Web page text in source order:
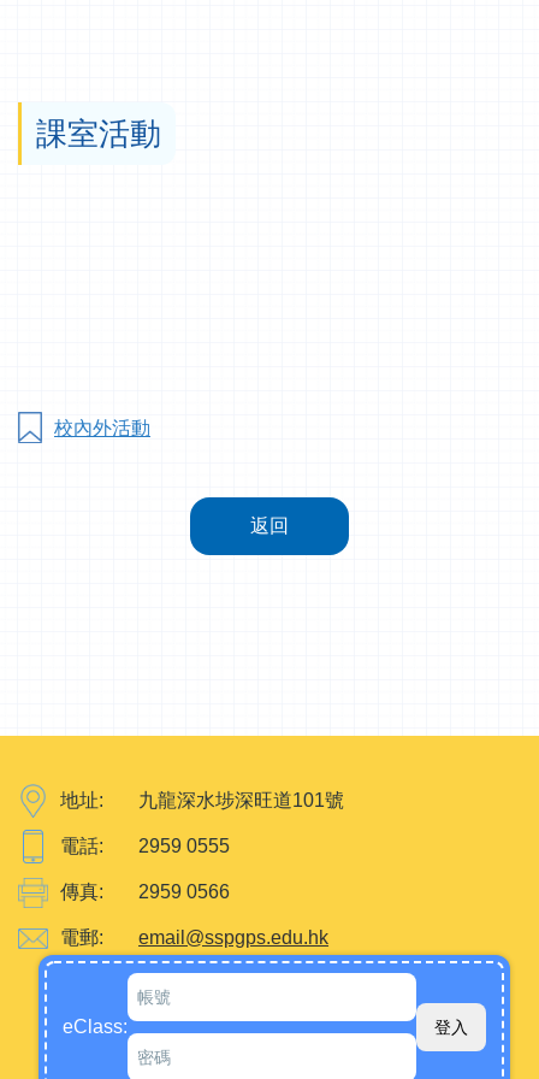
課室活動
校內外活動
返回
地址: 九龍深水埗深旺道101號
電話: 2959 0555
傳真: 2959 0566
電郵: email@sspgps.edu.hk
eClass: